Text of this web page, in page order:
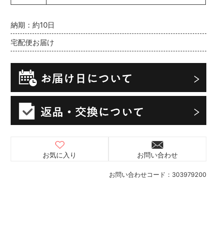
お問い合わせコード： 303979200
納期：約10日
宅配便お届け
お気に入り お問い合わせ